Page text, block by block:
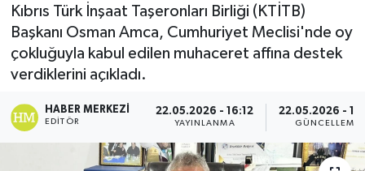
Kıbrıs Türk İnşaat Taşeronları Birliği (KTİTB)
Başkanı Osman Amca, Cumhuriyet Meclisi'nde oy
çokluğuyla kabul edilen muhaceret affına destek
verdiklerini açıkladı.
HABER MERKEZI
EDITÖR
22.05.2026 - 16:12
YAYINLANMA
22.05.2026 -
GÜNCELLEME
DÜNYA
EĞİTİM
EKONOMİ
ENGLISH
Son Dakika Haberleri
Haber Arşivi